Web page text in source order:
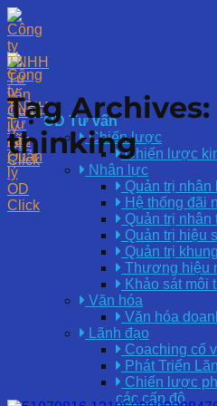
Skip
to
content
OD Tư vấn
Chiến lược
Chiến lược
Nhân lực
Quản trị nhân
Hệ thống đãi
Quản trị nhân
Quản trị hiệu
Quản trị
Thương hiệu
Khảo sát môi
Văn hóa
Văn hóa
Lãnh đạo
Coaching cố
Phát Triển
Chiến lược
các cấp độ
Tag Archives:
thinking